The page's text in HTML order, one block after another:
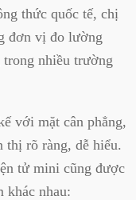
thức quốc tế, chị
đơn vị đo lường
nhiều trường
với mặt cân phẳng,
thị rõ ràng, dễ hiểu.
tử mini cũng được
khác nhau: